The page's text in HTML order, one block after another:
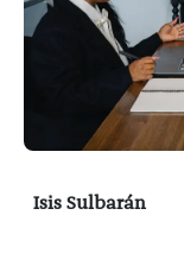
Isis Sulbarán